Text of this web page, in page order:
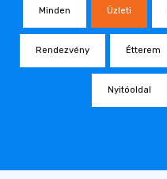
Minden Üzleti
Rendezvény Étterem
Nyitóoldal